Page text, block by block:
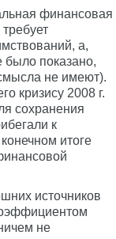
финансовая
а,
было показано,
не имеют).
кризису 2008 г.
сохранения
к
итоге
источников
не